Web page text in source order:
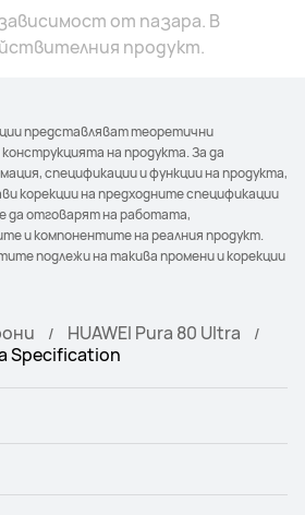
от пазара. В
продукт.
представляват теоретични
на продукта. За да
спецификации и функции на продукта,
корекции на предходните спецификации
да отговарят на работата,
и компонентите на реалния продукт.
подлежи на такива промени и корекции
HUAWEI Pura 80 Ultra
Specification